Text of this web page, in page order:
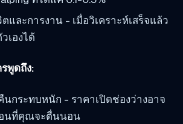
และการงาน - เมื่อวิเคราะห์เสร็จแล้ว
เองได้
พูดถึง:
นกระทบหนัก - ราคาเปิดช่องว่างอาจ
นที่คุณจะตื่นนอน